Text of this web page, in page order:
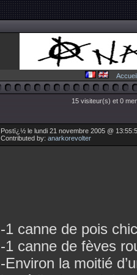
Accueil
15 visiteur(s) et 0
Postï¿½ le lundi 21 novembre 2005 @
Contributed by: anarkorevolter
-1 canne de pois
-1 canne de fèves
-Environ la moitié